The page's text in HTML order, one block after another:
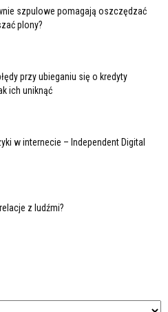
szpulowe pomagają oszczędzać
plony?
przy ubieganiu się o kredyty
ich uniknąć
w internecie – Independent Digital
z ludźmi?